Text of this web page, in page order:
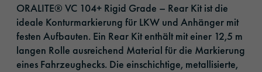
ORALITE® VC 104+ Rigid Grade – Rear Kit ist die
ideale Konturmarkierung für LKW und Anhänger mit
festen Aufbauten. Ein Rear Kit enthält mit einer 12,5 m
langen Rolle ausreichend Material für die Markierung
eines Fahrzeughecks. Die einschichtige, metallisierte,